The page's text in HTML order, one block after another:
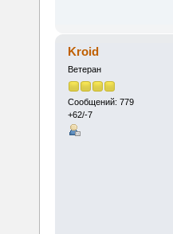
Kroid
Ветеран
Сообщений: 779
+62/-7